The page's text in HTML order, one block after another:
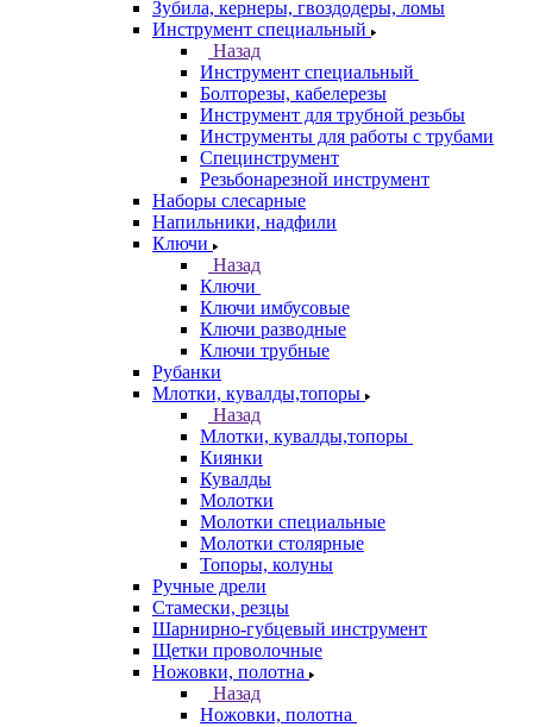
Зубила, кернеры, гвоздодеры, ломы
Инструмент специальный
Назад
Инструмент специальный
Болторезы, кабелерезы
Инструмент для трубной резьбы
Инструменты для работы с трубами
Специнструмент
Резьбонарезной инструмент
Наборы слесарные
Напильники, надфили
Ключи
Назад
Ключи
Ключи имбусовые
Ключи разводные
Ключи трубные
Рубанки
Млотки, кувалды,топоры
Назад
Млотки, кувалды,топоры
Киянки
Кувалды
Молотки
Молотки специальные
Молотки столярные
Топоры, колуны
Ручные дрели
Стамески, резцы
Шарнирно-губцевый инструмент
Щетки проволочные
Ножовки, полотна
Назад
Ножовки, полотна